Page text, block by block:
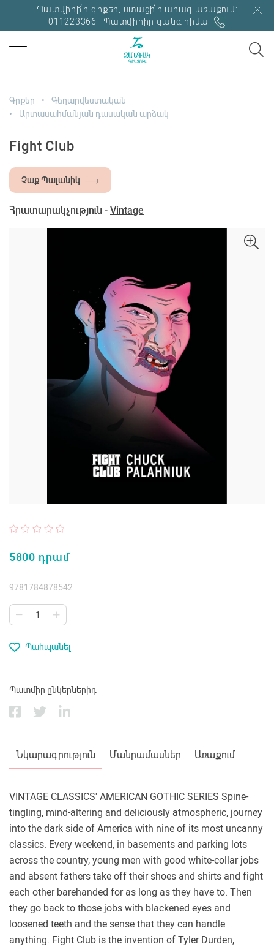
Պատվիրի՛ր գրքեր, ստացի՛ր արագ առաքում:
011223366
Պատվիրիր զանգ հիմա
Գրքեր
Գեղարվեստական
Արտասահմանյան դասական արձակ
Fight Club
Չաք Պալանիկ
Հրատարակչություն - Vintage
5800 դրամ
9781784878542
Պահպանել
Պատմիր ընկերներիդ
Նկարագրություն Մանրամասներ Առաքում
VINTAGE CLASSICS' AMERICAN GOTHIC SERIES Spine-
tingling, mind-altering and deliciously atmospheric, journey
into the dark side of America with nine of its most uncanny
classics. Every weekend, in basements and parking lots
across the country, young men with good white-collar jobs
and absent fathers take off their shoes and shirts and fight
each other barehanded for as long as they have to. Then
they go back to those jobs with blackened eyes and
loosened teeth and the sense that they can handle
anything. Fight Club is the invention of Tyler Durden,